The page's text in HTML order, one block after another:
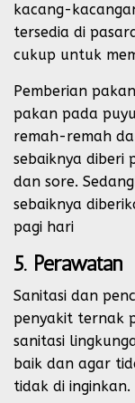
kacang-
tersedia di
cukup untuk
Pemberian
pakan pada
remah-remah
sebaiknya diberi
dan sore.
sebaiknya
pagi hari
5. Perawatan
Sanitasi dan
penyakit ternak
sanitasi
baik dan agar
tidak di inginkan.